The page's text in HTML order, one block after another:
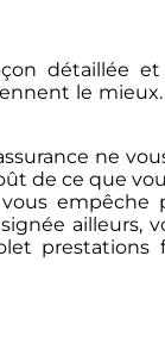
détaillée et
le
ne
de ce que
empêche
ailleurs,
prestations